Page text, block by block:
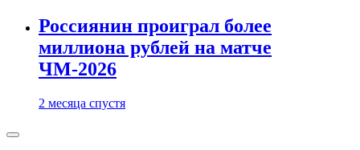
Россиянин проиграл более
миллиона рублей на матче
ЧМ-2026
2 месяца спустя